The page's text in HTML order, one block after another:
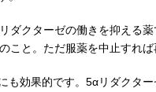
ダクターゼの働きを抑える
こと。ただ服薬を中止すれば
も効果的です。5αリダクタ